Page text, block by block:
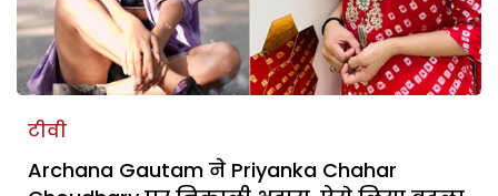
टीवी
Archana Gautam ने Priyanka Chahar